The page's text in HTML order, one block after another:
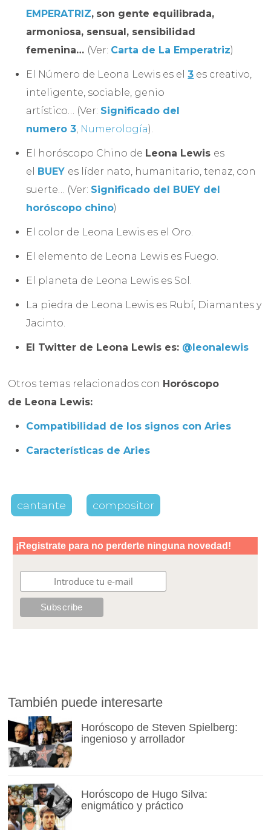
EMPERATRIZ, son gente equilibrada,
armoniosa, sensual, sensibilidad
femenina… (Ver: Carta de La Emperatriz)
El Número de Leona Lewis es el3 es creativo,
inteligente, sociable, genio
artístico… (Ver: Significado del
numero 3, Numerología).
El horóscopo Chino de Leona Lewis es
el
BUEY es líder nato, humanitario, tenaz, con
suerte… (Ver: Significado del BUEY del
horóscopo chino)
El color de Leona Lewis es el Oro.
El elemento de Leona Lewis es Fuego.
El planeta de Leona Lewis es Sol.
La piedra de Leona Lewis es Rubí, Diamantes y
Jacinto.
El Twitter de Leona Lewis es: @leonalewis
Otros temas relacionados con Horóscopo
de Leona Lewis:
Compatibilidad de los signos con Aries
Características de Aries
cantante compositor
También puede interesarte
Horóscopo de Steven Spielberg:
ingenioso y arrollador
Horóscopo de Hugo Silva:
enigmático y práctico